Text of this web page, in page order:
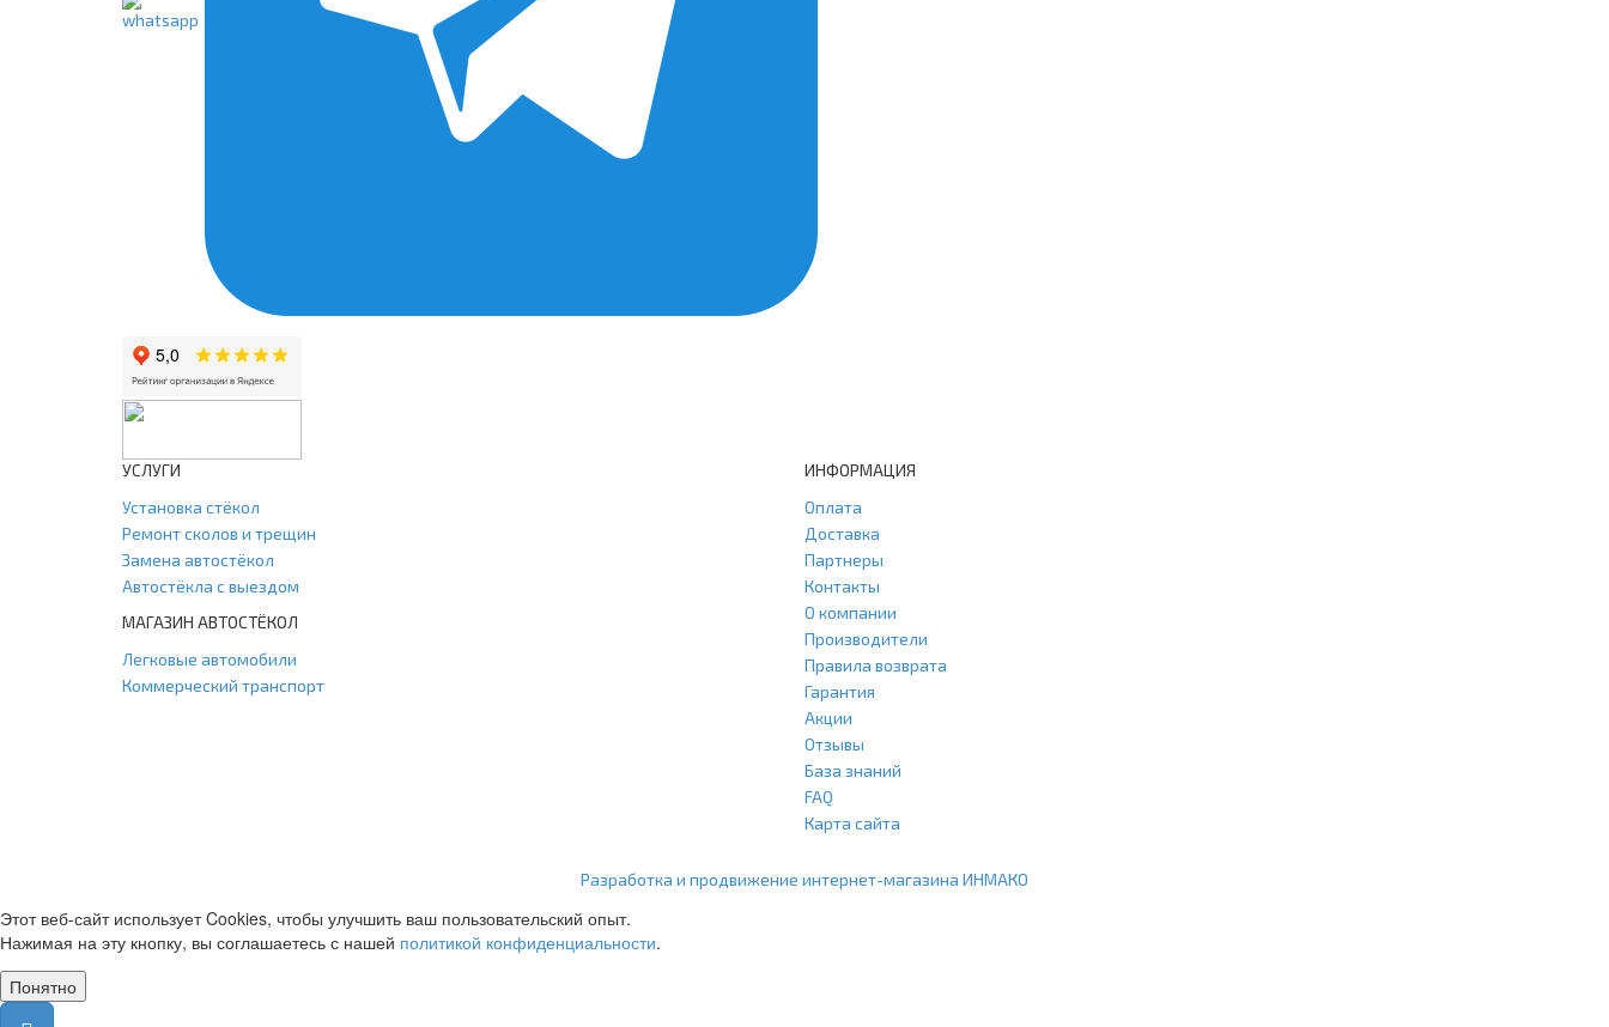
УСЛУГИ
Установка стёкол
Ремонт сколов и трещин
Замена автостёкол
Автостёкла с выездом
МАГАЗИН АВТОСТЁКОЛ
Легковые автомобили
Коммерческий транспорт
ИНФОРМАЦИЯ
Оплата
Доставка
Партнеры
Контакты
О компании
Производители
Правила возврата
Гарантия
Акции
Отзывы
База знаний
FAQ
Карта сайта
Разработка и продвижение интернет-магазина ИНМАКО
Этот веб-сайт использует Cookies, чтобы улучшить ваш пользовательский опыт.
Нажимая на эту кнопку, вы соглашаетесь с нашей политикой конфиденциальности.
Понятно